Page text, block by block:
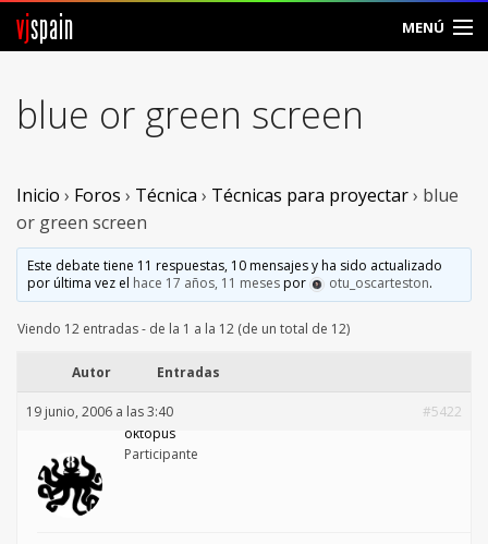
vjspain MENÚ
Foros
Vjspain
Ayuda
Contacto
blue or green screen
Inicio › Foros › Técnica › Técnicas para proyectar› blue
or green screen
Este debate tiene 11 respuestas, 10 mensajes y ha sido actualizado
por última vez el hace 17 años, 11 mesespor otu_oscarteston.
Viendo 12 entradas - de la 1 a la 12 (de un total de 12)
Autor Entradas
19 junio, 2006 a las 3:40
#5422
oktopus
Participante